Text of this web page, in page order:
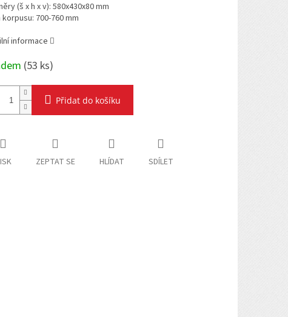
(š x h x v): 580x430x80 mm
korpusu: 700-760 mm
informace
(53 ks)
Přidat do košíku
ZEPTAT SE HLÍDAT SDÍLET